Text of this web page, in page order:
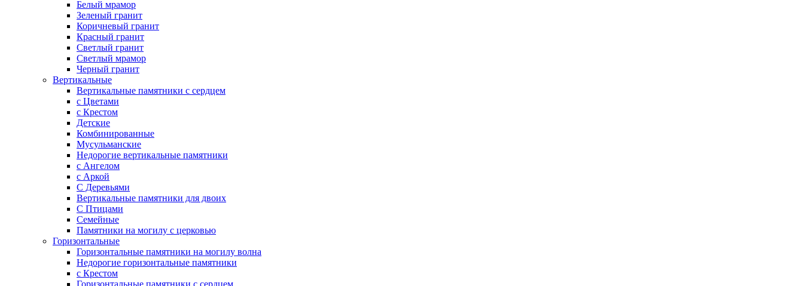
Белый мрамор
Зеленый гранит
Коричневый гранит
Красный гранит
Светлый гранит
Светлый мрамор
Черный гранит
Вертикальные
Вертикальные памятники с сердцем
с Цветами
c Крестом
Детские
Комбинированные
Мусульманские
Недорогие вертикальные памятники
с Ангелом
с Аркой
С Деревьями
Вертикальные памятники для двоих
С Птицами
Семейные
Памятники на могилу с церковью
Горизонтальные
Горизонтальные памятники на могилу волна
Недорогие горизонтальные памятники
с Крестом
Горизонтальные памятники с сердцем